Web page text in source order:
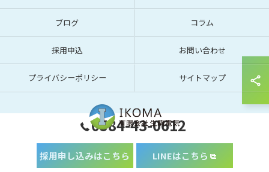
0584-43-0612
採用申し込みはこちら LINEはこちら
ブログ コラム
採用申込 お問い合わせ
プライバシーポリシー サイトマップ
© 2026 岐阜で電気工事の求人なら有限会社生駒電気 ALL RIGHTS RESERVED.